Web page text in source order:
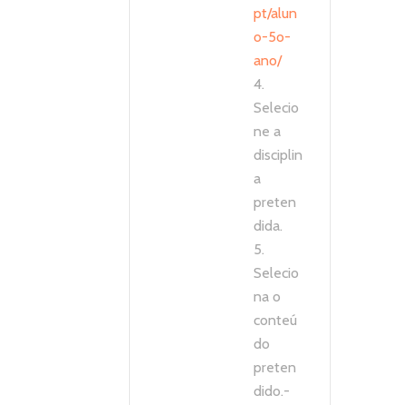
pt/alun
o-5o-
ano/
4.
Selecio
ne a
disciplin
a
preten
dida.
5.
Selecio
na o
conteú
do
preten
dido.-